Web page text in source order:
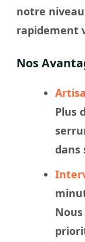
notre niveau
rapidement
Nos
Plus
dans
Nous